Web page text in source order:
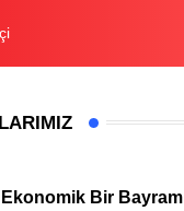
Ekonomik Bir